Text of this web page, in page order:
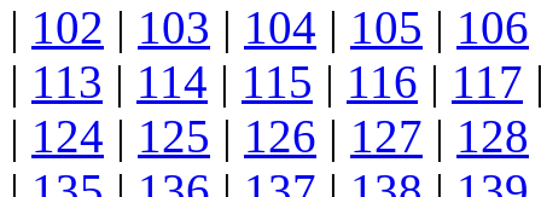
| 102 | 103 | 104 | 105 | 106
| 113 | 114 | 115 | 116 | 117
| 124 | 125 | 126 | 127 | 128